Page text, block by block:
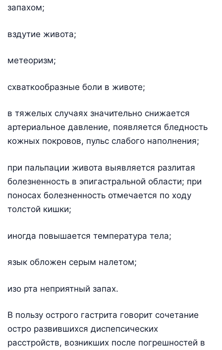
запахом;
вздутие живота;
метеоризм;
схваткообразные боли в животе;
в тяжелых случаях значительно снижается
артериальное давление, появляется бледность
кожных покровов, пульс слабого наполнения;
при пальпации живота выявляется разлитая
болезненность в эпигастральной области; при
поносах болезненность отмечается по ходу
толстой кишки;
иногда повышается температура тела;
язык обложен серым налетом;
изо рта неприятный запах.
В пользу острого гастрита говорит сочетание
остро развившихся диспепсических
расстройств, возникших после погрешностей в